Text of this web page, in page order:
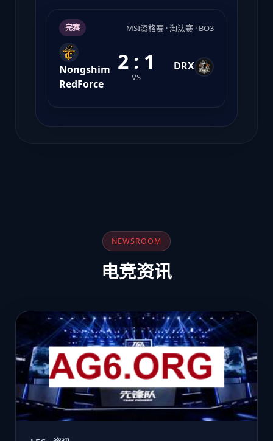
完赛 MSI资格赛 · 淘汰赛 · BO3
Nongshim
RedForce
2 : 1
VS
DRX
NEWSROOM
电竞资讯